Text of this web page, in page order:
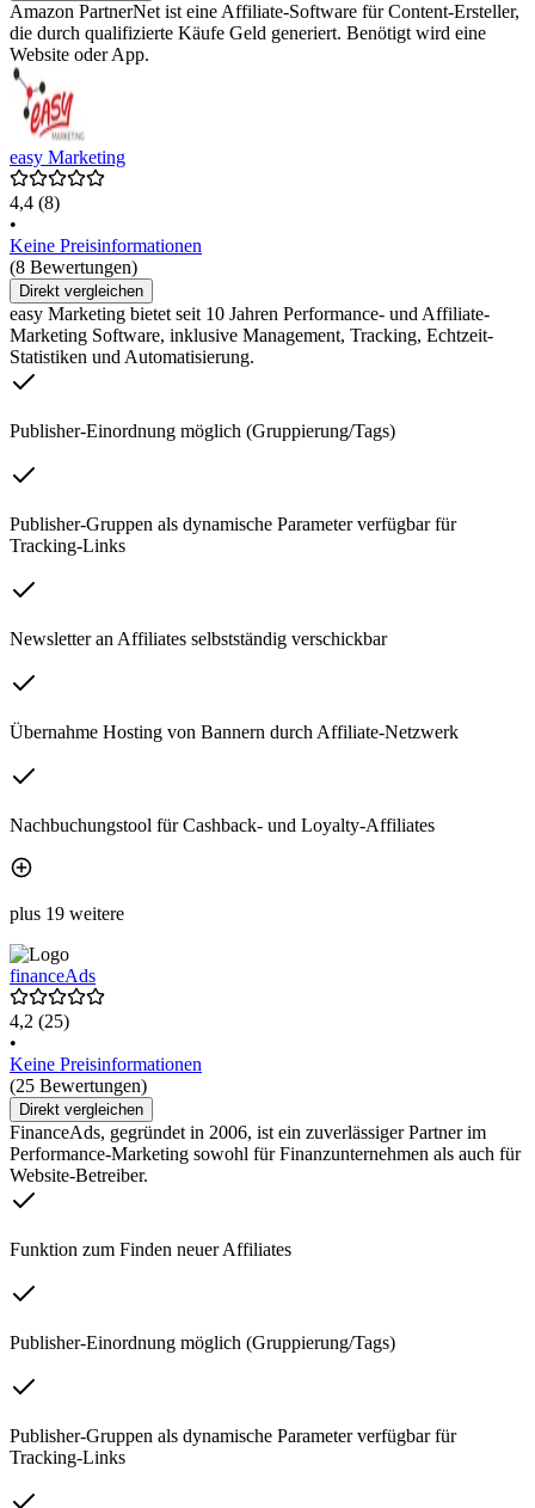
Amazon PartnerNet ist eine Affiliate-Software für Content-Ersteller,
die durch qualifizierte Käufe Geld generiert. Benötigt wird eine
Website oder App.
easy Marketing
4,4 (8)
•
Keine Preisinformationen
(8 Bewertungen)
Direkt vergleichen
easy Marketing bietet seit 10 Jahren Performance- und Affiliate-
Marketing Software, inklusive Management, Tracking, Echtzeit-
Statistiken und Automatisierung.
Publisher-Einordnung möglich (Gruppierung/Tags)
Publisher-Gruppen als dynamische Parameter verfügbar für
Tracking-Links
Newsletter an Affiliates selbstständig verschickbar
Übernahme Hosting von Bannern durch Affiliate-Netzwerk
Nachbuchungstool für Cashback- und Loyalty-Affiliates
plus 19 weitere
financeAds
4,2 (25)
•
Keine Preisinformationen
(25 Bewertungen)
Direkt vergleichen
FinanceAds, gegründet in 2006, ist ein zuverlässiger Partner im
Performance-Marketing sowohl für Finanzunternehmen als auch für
Website-Betreiber.
Funktion zum Finden neuer Affiliates
Publisher-Einordnung möglich (Gruppierung/Tags)
Publisher-Gruppen als dynamische Parameter verfügbar für
Tracking-Links